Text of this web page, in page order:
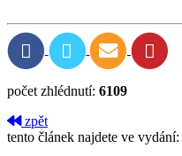
počet zhlédnutí: 6109
zpět
tento článek najdete ve vydání: